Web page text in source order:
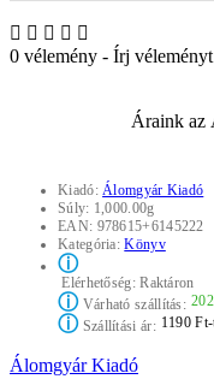
0 vélemény - Írj
Áraink az
Kiadó:Álomgyár Kiadó
Súly: 1,000.00g
EAN: 978615+6145222
Kategória:Könyv
ⓘ
Elérhetőség:Raktáron
ⓘVárható szállítás:
ⓘSzállítási ár: 1190
Álomgyár Kiadó